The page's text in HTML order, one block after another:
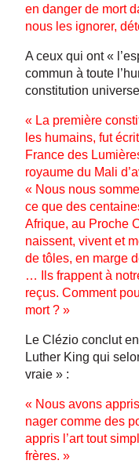
en danger de mort
nous les ignorer,
A ceux qui ont «
commun à toute
constitution
« La première
les humains, fut
France des
royaume du Mali
« Nous nous
ce que des
Afrique, au Proche
naissent, vivent et
de tôles, en marge
… Ils frappent à
reçus. Comment
mort ? »
Le Clézio conclut
Luther King qui
vraie » :
« Nous avons
nager comme des
appris l’art tout
frères. »